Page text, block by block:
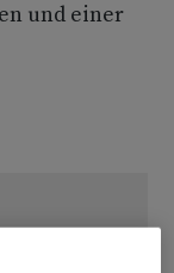
und einer